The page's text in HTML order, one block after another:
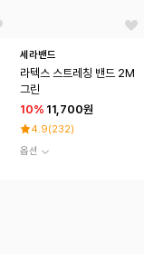
세라밴드
라텍스 스트레칭 밴드 2M
그린
10% 11,700원
4.9(232)
옵션